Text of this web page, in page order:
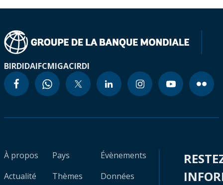
BIRDIDAIFCMIGACIRDI
À propos
Actualité
Pays
Thèmes
Évènements
Données